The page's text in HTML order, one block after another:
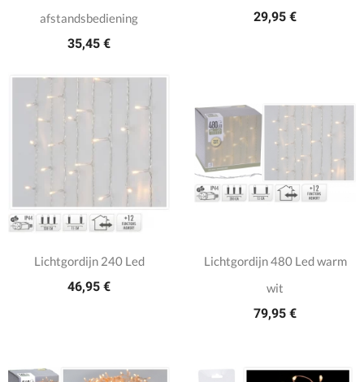
afstandsbediening
35,45 €
29,95 €
Lichtgordijn 240 Led
46,95 €
Lichtgordijn 480 Led warm
wit
79,95 €